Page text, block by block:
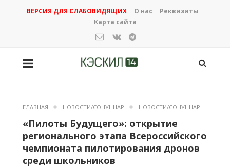
ВЕРСИЯ ДЛЯ СЛАБОВИДЯЩИХ О нас
Реквизиты
Карта сайта
ГЛАВНАЯ НОВОСТИ/СОНУННАР НОВОСТИ/СОНУННАР
«Пилоты Будущего»: открытие
регионального этапа Всероссийского
чемпионата пилотирования дронов
среди школьников